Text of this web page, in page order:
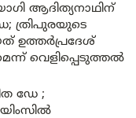
ആദിത്യനാഥിന്
ത്രിപുരയുടെ
ഉത്തർപ്രദേശ്
വെളിപ്പെടുത്തൽ
ഡേ ;